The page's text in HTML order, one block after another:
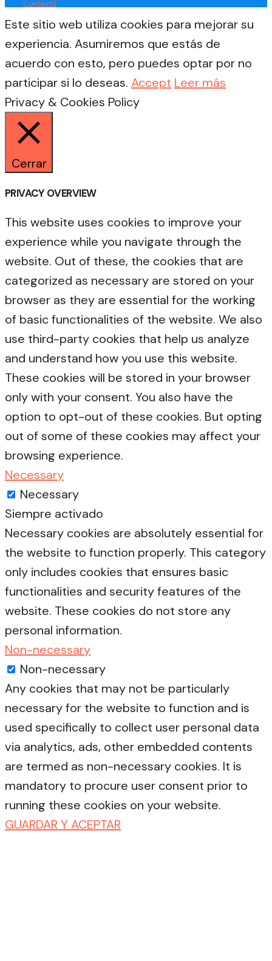
Contacto
Este sitio web utiliza cookies para mejorar su
experiencia. Asumiremos que estás de
acuerdo con esto, pero puedes optar por no
participar si lo deseas. Accept Leer más
Privacy & Cookies Policy
Cerrar
PRIVACY OVERVIEW
This website uses cookies to improve your
experience while you navigate through the
website. Out of these, the cookies that are
categorized as necessary are stored on your
browser as they are essential for the working
of basic functionalities of the website. We also
use third-party cookies that help us analyze
and understand how you use this website.
These cookies will be stored in your browser
only with your consent. You also have the
option to opt-out of these cookies. But opting
out of some of these cookies may affect your
browsing experience.
Necessary
Necessary
Siempre activado
Necessary cookies are absolutely essential for
the website to function properly. This category
only includes cookies that ensures basic
functionalities and security features of the
website. These cookies do not store any
personal information.
Non-necessary
Non-necessary
Any cookies that may not be particularly
necessary for the website to function and is
used specifically to collect user personal data
via analytics, ads, other embedded contents
are termed as non-necessary cookies. It is
mandatory to procure user consent prior to
running these cookies on your website.
GUARDAR Y ACEPTAR